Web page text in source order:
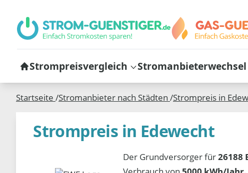
Strompreisvergleich Stromanbieterwechsel
Startseite /Stromanbieter nach Städten /Strompreis in
Strompreis in Edewecht
Der Grundversorger für26188